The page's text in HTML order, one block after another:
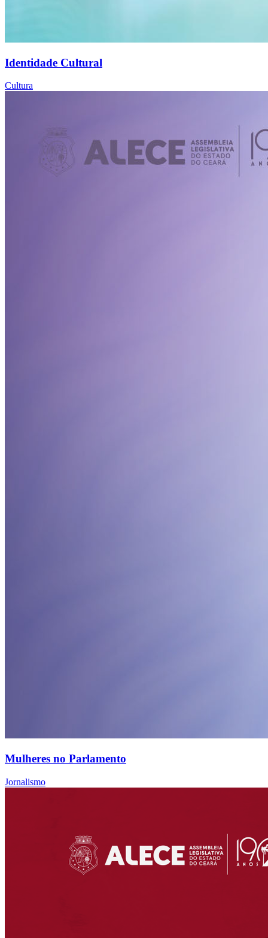
Identidade Cultural
Cultura
Mulheres no Parlamento
Jornalismo